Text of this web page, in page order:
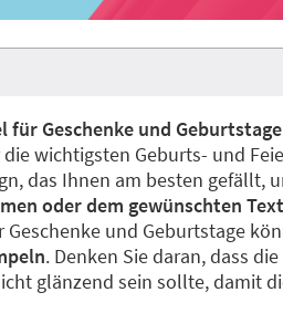
Geschenke und Geburtstage
wichtigsten Geburts- und
das Ihnen am besten gefällt,
oder dem gewünschten Text
und Geburtstage
. Denken Sie daran, dass die
glänzend sein sollte, damit